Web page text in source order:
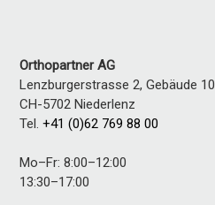
Orthopartner AG
Lenzburgerstrasse 2, Gebäude 10
CH-5702 Niederlenz
Tel.+41 (0)62 769 88 00
Mo–Fr: 8:00–12:00
13:30–17:00